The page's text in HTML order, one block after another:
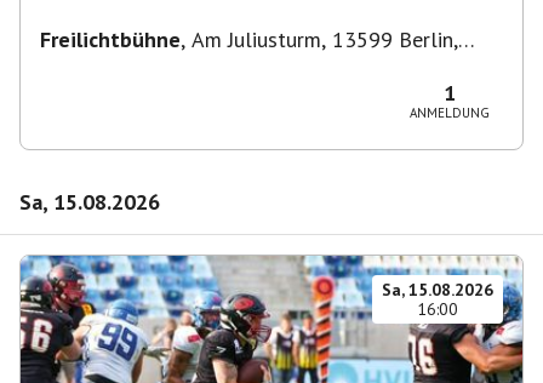
Freilichtbühne, Am Juliusturm, 13599 Berlin,
1
ANMELDUNG
Sa, 15.08.2026
Sa, 15.08.2026
16:00